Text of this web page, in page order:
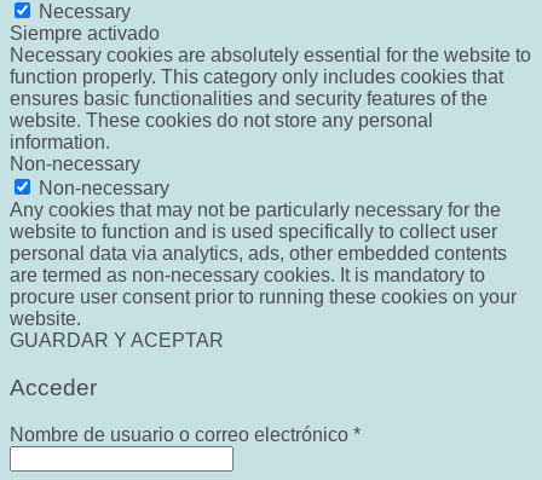
Necessary
Siempre activado
Necessary cookies are absolutely essential for the website to
function properly. This category only includes cookies that
ensures basic functionalities and security features of the
website. These cookies do not store any personal
information.
Non-necessary
Non-necessary
Any cookies that may not be particularly necessary for the
website to function and is used specifically to collect user
personal data via analytics, ads, other embedded contents
are termed as non-necessary cookies. It is mandatory to
procure user consent prior to running these cookies on your
website.
GUARDAR Y ACEPTAR
Acceder
Nombre de usuario o correo electrónico *Obligatorio